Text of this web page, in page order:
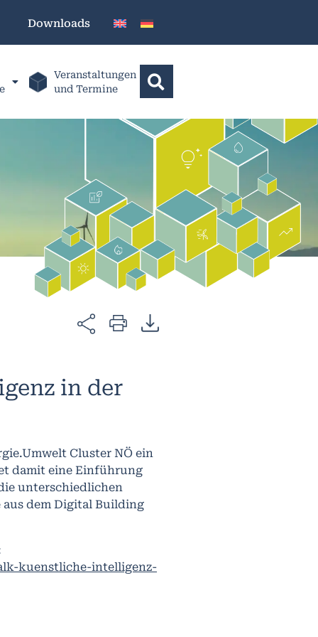
Downloads
Veranstaltungen
und Termine
in der
Cluster NÖ ein
damit eine Einführung
unterschiedlichen
dem Digital Building
kuenstliche-intelligenz-